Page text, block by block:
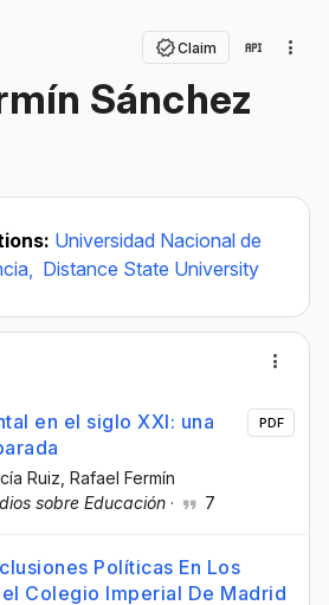
Claim
Sánchez
Universidad Nacional de
Distance State University
en el siglo XXI: una
Ruiz , Rafael Fermín
sobre Educación · 7
PDF
Políticas En Los
Colegio Imperial De Madrid